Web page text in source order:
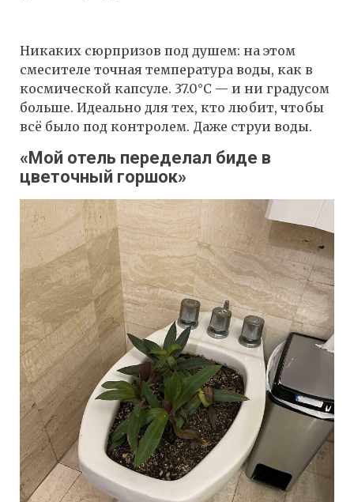
Никаких сюрпризов под душем: на этом
смесителе точная температура воды, как в
космической капсуле. 37.0°C — и ни градусом
больше. Идеально для тех, кто любит, чтобы
всё было под контролем. Даже струи воды.
«Мой отель переделал биде в
цветочный горшок»